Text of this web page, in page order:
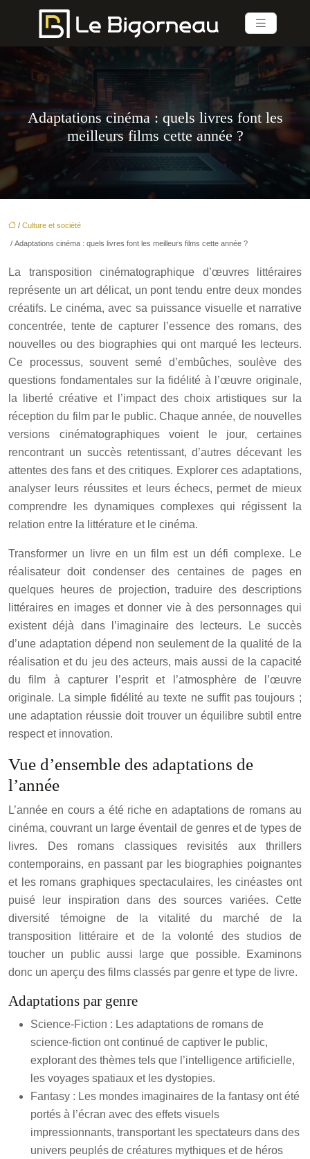
Adaptations cinéma : quels livres font les
meilleurs films cette année ?
/ Culture et société
/ Adaptations cinéma : quels livres font les meilleurs films cette année ?
La transposition cinématographique d’œuvres littéraires
représente un art délicat, un pont tendu entre deux mondes
créatifs. Le cinéma, avec sa puissance visuelle et narrative
concentrée, tente de capturer l’essence des romans, des
nouvelles ou des biographies qui ont marqué les lecteurs.
Ce processus, souvent semé d’embûches, soulève des
questions fondamentales sur la fidélité à l’œuvre originale,
la liberté créative et l’impact des choix artistiques sur la
réception du film par le public. Chaque année, de nouvelles
versions cinématographiques voient le jour, certaines
rencontrant un succès retentissant, d’autres décevant les
attentes des fans et des critiques. Explorer ces adaptations,
analyser leurs réussites et leurs échecs, permet de mieux
comprendre les dynamiques complexes qui régissent la
relation entre la littérature et le cinéma.
Transformer un livre en un film est un défi complexe. Le
réalisateur doit condenser des centaines de pages en
quelques heures de projection, traduire des descriptions
littéraires en images et donner vie à des personnages qui
existent déjà dans l’imaginaire des lecteurs. Le succès
d’une adaptation dépend non seulement de la qualité de la
réalisation et du jeu des acteurs, mais aussi de la capacité
du film à capturer l’esprit et l’atmosphère de l’œuvre
originale. La simple fidélité au texte ne suffit pas toujours ;
une adaptation réussie doit trouver un équilibre subtil entre
respect et innovation.
Vue d’ensemble des adaptations de
l’année
L’année en cours a été riche en adaptations de romans au
cinéma, couvrant un large éventail de genres et de types de
livres. Des romans classiques revisités aux thrillers
contemporains, en passant par les biographies poignantes
et les romans graphiques spectaculaires, les cinéastes ont
puisé leur inspiration dans des sources variées. Cette
diversité témoigne de la vitalité du marché de la
transposition littéraire et de la volonté des studios de
toucher un public aussi large que possible. Examinons
donc un aperçu des films classés par genre et type de livre.
Adaptations par genre
Science-Fiction : Les adaptations de romans de
science-fiction ont continué de captiver le public,
explorant des thèmes tels que l’intelligence artificielle,
les voyages spatiaux et les dystopies.
Fantasy : Les mondes imaginaires de la fantasy ont été
portés à l’écran avec des effets visuels
impressionnants, transportant les spectateurs dans des
univers peuplés de créatures mythiques et de héros